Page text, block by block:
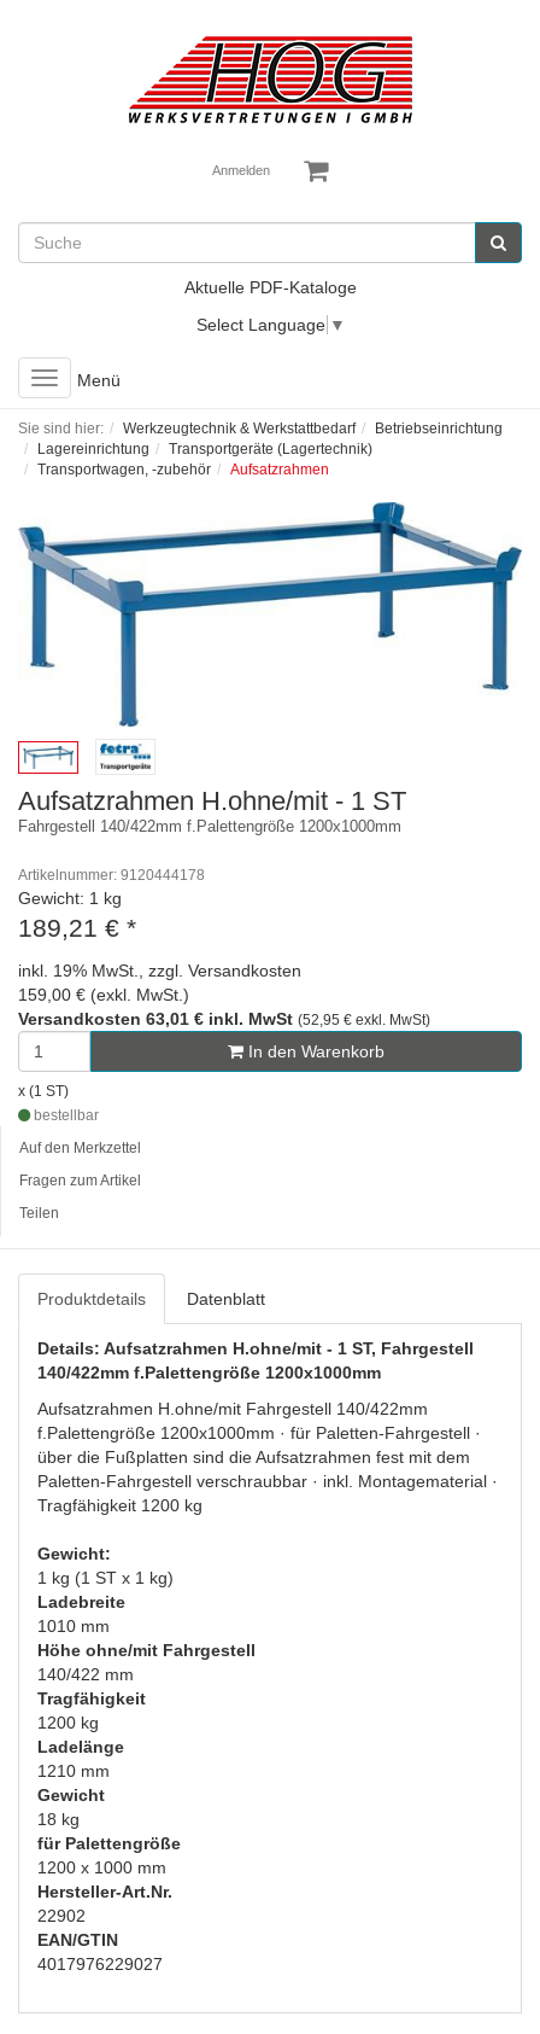
Anmelden
Aktuelle PDF-Kataloge
Select Language ▼
Toggle
navigation
Menü
Sie sind hier: Werkzeugtechnik & Werkstattbedarf
Betriebseinrichtung
Lagereinrichtung
Transportgeräte (Lagertechnik)
Transportwagen, -zubehör
Aufsatzrahmen
Aufsatzrahmen H.ohne/mit - 1 ST
Fahrgestell 140/422mm f.Palettengröße 1200x1000mm
Artikelnummer: 9120444178
Gewicht: 1 kg
189,21 € *
inkl. 19% MwSt., zzgl. Versandkosten
159,00 € (exkl. MwSt.)
Versandkosten 63,01 € inkl. MwSt (52,95 € exkl. MwSt)
In den Warenkorb
x (1 ST)
bestellbar
Auf den Merkzettel
Fragen zum Artikel
Teilen
Produktdetails Datenblatt
Details: Aufsatzrahmen H.ohne/mit - 1 ST, Fahrgestell
140/422mm f.Palettengröße 1200x1000mm
Aufsatzrahmen H.ohne/mit Fahrgestell 140/422mm
f.Palettengröße 1200x1000mm · für Paletten-Fahrgestell ·
über die Fußplatten sind die Aufsatzrahmen fest mit dem
Paletten-Fahrgestell verschraubbar · inkl. Montagematerial ·
Tragfähigkeit 1200 kg
Gewicht:
1 kg (1 ST x 1 kg)
Ladebreite
1010 mm
Höhe ohne/mit Fahrgestell
140/422 mm
Tragfähigkeit
1200 kg
Ladelänge
1210 mm
Gewicht
18 kg
für Palettengröße
1200 x 1000 mm
Hersteller-Art.Nr.
22902
EAN/GTIN
4017976229027